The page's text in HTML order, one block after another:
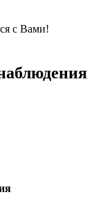
с Вами!